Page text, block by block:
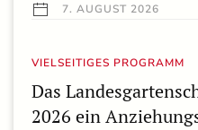
7. AUGUST 2026
VIELSEITIGES PROGRAMM
Das
2026 ein